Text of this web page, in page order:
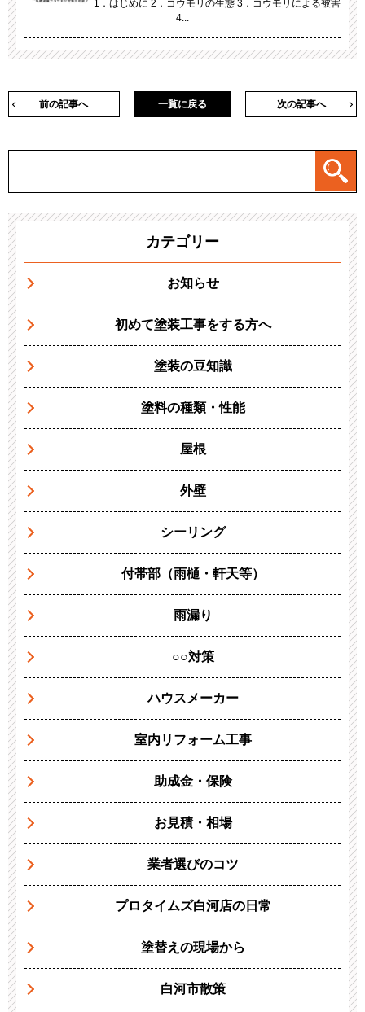
1．はじめに 2．コウモリの生態 3．コウモリによる被害
4...
前の記事へ 次の記事へ
一覧に戻る
カテゴリー
お知らせ
初めて塗装工事をする方へ
塗装の豆知識
塗料の種類・性能
屋根
外壁
シーリング
付帯部（雨樋・軒天等）
雨漏り
○○対策
ハウスメーカー
室内リフォーム工事
助成金・保険
お見積・相場
業者選びのコツ
プロタイムズ白河店の日常
塗替えの現場から
白河市散策